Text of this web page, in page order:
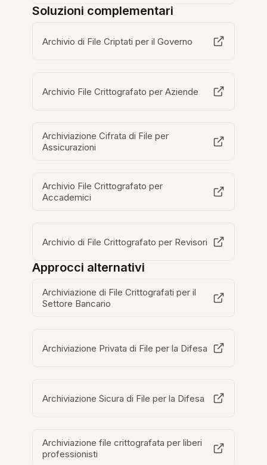
Soluzioni complementari
Archivio di File Criptati per il Governo
Archivio File Crittografato per Aziende
Archiviazione Cifrata di File per
Assicurazioni
Archivio File Crittografato per
Accademici
Archivio di File Crittografato per Revisori
Approcci alternativi
Archiviazione di File Crittografati per il
Settore Bancario
Archiviazione Privata di File per la Difesa
Archiviazione Sicura di File per la Difesa
Archiviazione file crittografata per liberi
professionisti